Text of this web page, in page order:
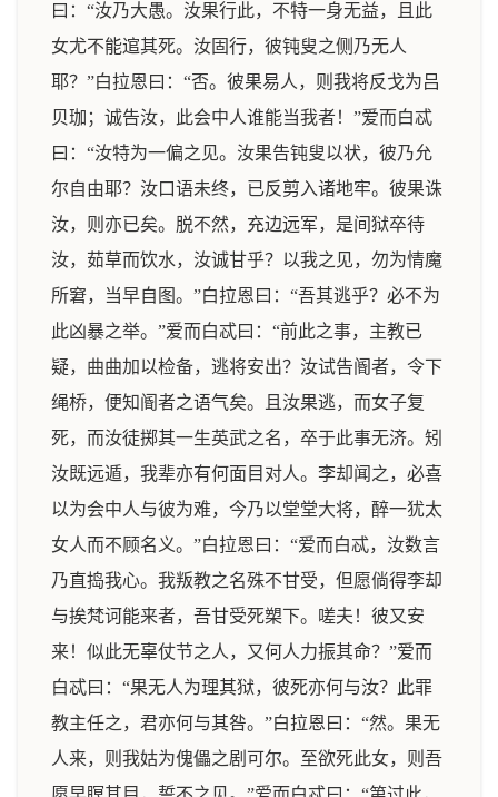
曰：“汝乃大愚。汝果行此，不特一身无益，且此
女尤不能逭其死。汝固行，彼钝叟之侧乃无人
耶？”白拉恩曰：“否。彼果易人，则我将反戈为吕
贝珈；诚告汝，此会中人谁能当我者！”爱而白忒
曰：“汝特为一偏之见。汝果告钝叟以状，彼乃允
尔自由耶？汝口语未终，已反剪入诸地牢。彼果诛
汝，则亦已矣。脱不然，充边远军，是间狱卒待
汝，茹草而饮水，汝诚甘乎？以我之见，勿为情魔
所窘，当早自图。”白拉恩曰：“吾其逃乎？必不为
此凶暴之举。”爱而白忒曰：“前此之事，主教已
疑，曲曲加以检备，逃将安出？汝试告阍者，令下
绳桥，便知阍者之语气矣。且汝果逃，而女子复
死，而汝徒掷其一生英武之名，卒于此事无济。矧
汝既远遁，我辈亦有何面目对人。李却闻之，必喜
以为会中人与彼为难，今乃以堂堂大将，醉一犹太
女人而不顾名义。”白拉恩曰：“爱而白忒，汝数言
乃直捣我心。我叛教之名殊不甘受，但愿倘得李却
与挨梵诃能来者，吾甘受死槊下。嗟夫！彼又安
来！似此无辜仗节之人，又何人力振其命？”爱而
白忒曰：“果无人为理其狱，彼死亦何与汝？此罪
教主任之，君亦何与其咎。”白拉恩曰：“然。果无
人来，则我姑为傀儡之剧可尔。至欲死此女，则吾